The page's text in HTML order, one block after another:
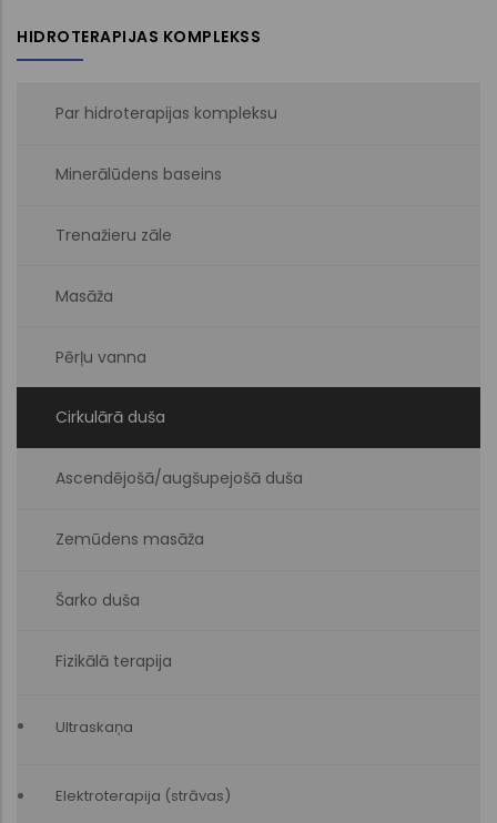
HIDROTERAPIJAS KOMPLEKSS
Par hidroterapijas kompleksu
Minerālūdens baseins
Trenažieru zāle
Masāža
Pērļu vanna
Cirkulārā duša
Ascendējošā/augšupejošā duša
Zemūdens masāža
Šarko duša
Fizikālā terapija
Ultraskaņa
Elektroterapija (strāvas)